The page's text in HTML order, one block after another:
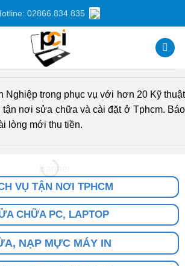
02866.834.835
Nghiệp trong phục vụ với hơn 20 Kỹ thuật
tận nơi sửa chữa và cài đặt ở Tphcm. Báo
lòng mới thu tiền.
VỤ TẬN NƠI TPHCM
CHỮA PC, LAPTOP
NẠP MỰC MÁY IN